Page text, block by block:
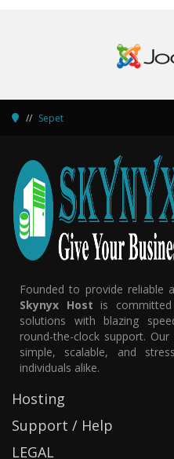
Sepet
Founded to provide reliable
Skynyx Host is
solutions with blazing
round-the-clock support.
simple, scalable, and
individuals alike.
Hosting
Support / Help
LEGAL